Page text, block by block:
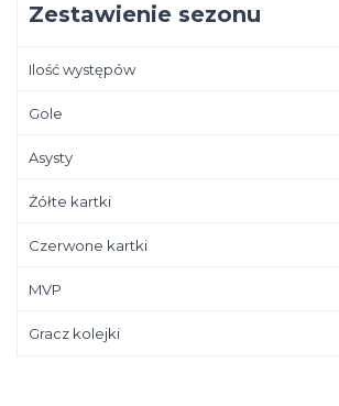
Zestawienie sezonu
Ilość występów
Gole
Asysty
Żółte kartki
Czerwone kartki
MVP
Gracz kolejki